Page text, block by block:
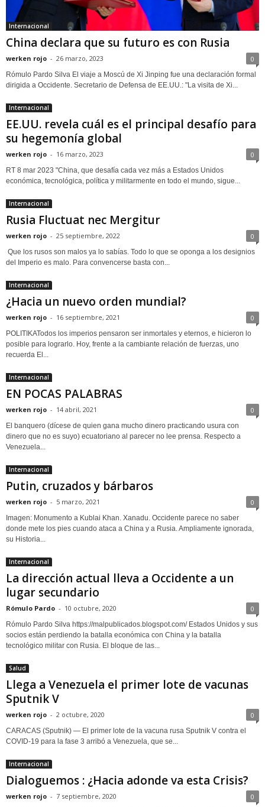
Internacional
China declara que su futuro es con Rusia
werken rojo - 26 marzo, 2023 0
Rómulo Pardo Silva El viaje a Moscú de Xi Jinping fue una declaración formal
dirigida a Occidente. Secretario de Defensa de EE.UU.: "La visita de Xi...
Internacional
EE.UU. revela cuál es el principal desafío para
su hegemonía global
werken rojo - 16 marzo, 2023 0
RT 8 mar 2023 "China, que desafía cada vez más a Estados Unidos
económica, tecnológica, política y militarmente en todo el mundo, sigue...
Internacional
Rusia Fluctuat nec Mergitur
werken rojo - 25 septiembre, 2022 0
Que los rusos son malos ya lo sabías. Todo lo que se oponga a los designios
del Imperio es malo. Para convencerse basta con...
Internacional
¿Hacia un nuevo orden mundial?
werken rojo - 16 septiembre, 2021 0
POLITIKATodos los imperios pensaron ser inmortales y eternos, e hicieron lo
posible para lograrlo. Hoy, frente a la cambiante relación de fuerzas, uno
recuerda El...
Internacional
EN POCAS PALABRAS
werken rojo - 14 abril, 2021 0
El banquero (dícese de quien gana mucho dinero practicando usura con
dinero que no es suyo) ecuatoriano al parecer no lee prensa. Respecto a
Venezuela...
Internacional
Putin, cruzados y bárbaros
werken rojo - 5 marzo, 2021 0
Imagen: Monumento a Kublai Khan. Xanadu. Occidente parece no saber
donde mete los pies cuando ataca a China y a Rusia. Ampliamente ignorada,
su Historia...
Internacional
La dirección actual lleva a Occidente a un
lugar secundario
Rómulo Pardo - 10 octubre, 2020 0
Rómulo Pardo Silva https://malpublicados.blogspot.com/ Estados Unidos y sus
socios están perdiendo la batalla económica con China y la batalla
tecnológico militar con Rusia. El bloque de las...
Salud
Llega a Venezuela el primer lote de vacunas
Sputnik V
werken rojo - 2 octubre, 2020 0
CARACAS (Sputnik) — El primer lote de la vacuna rusa Sputnik V contra el
COVID-19 para la fase 3 arribó a Venezuela, que se...
Internacional
Dialoguemos : ¿Hacia adonde va esta Crisis?
werken rojo - 7 septiembre, 2020 0